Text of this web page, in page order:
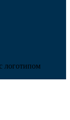
логотипом